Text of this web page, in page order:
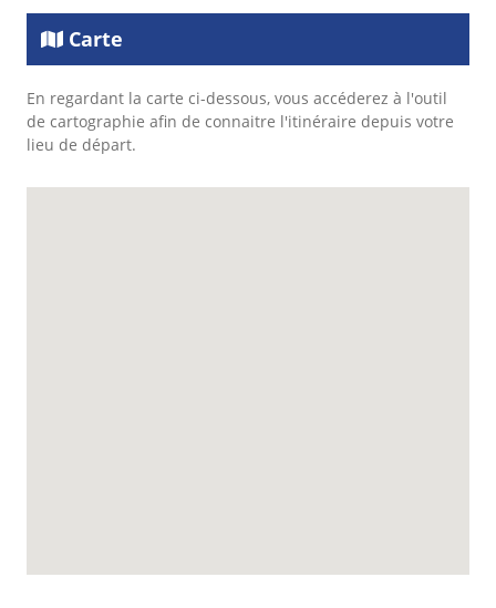
Carte
En regardant la carte ci-dessous, vous accéderez à l'outil
de cartographie afin de connaitre l'itinéraire depuis votre
lieu de départ.